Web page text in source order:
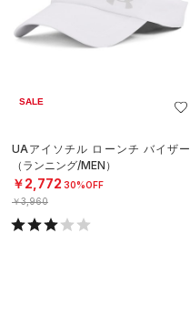
SALE
UAアイソチル ローンチ バイザー
（ランニング/MEN）
￥2,772 30%OFF
￥3,960